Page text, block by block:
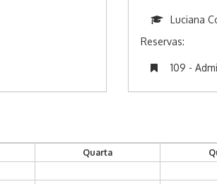
Luciana
Reservas:
109 -
Quarta